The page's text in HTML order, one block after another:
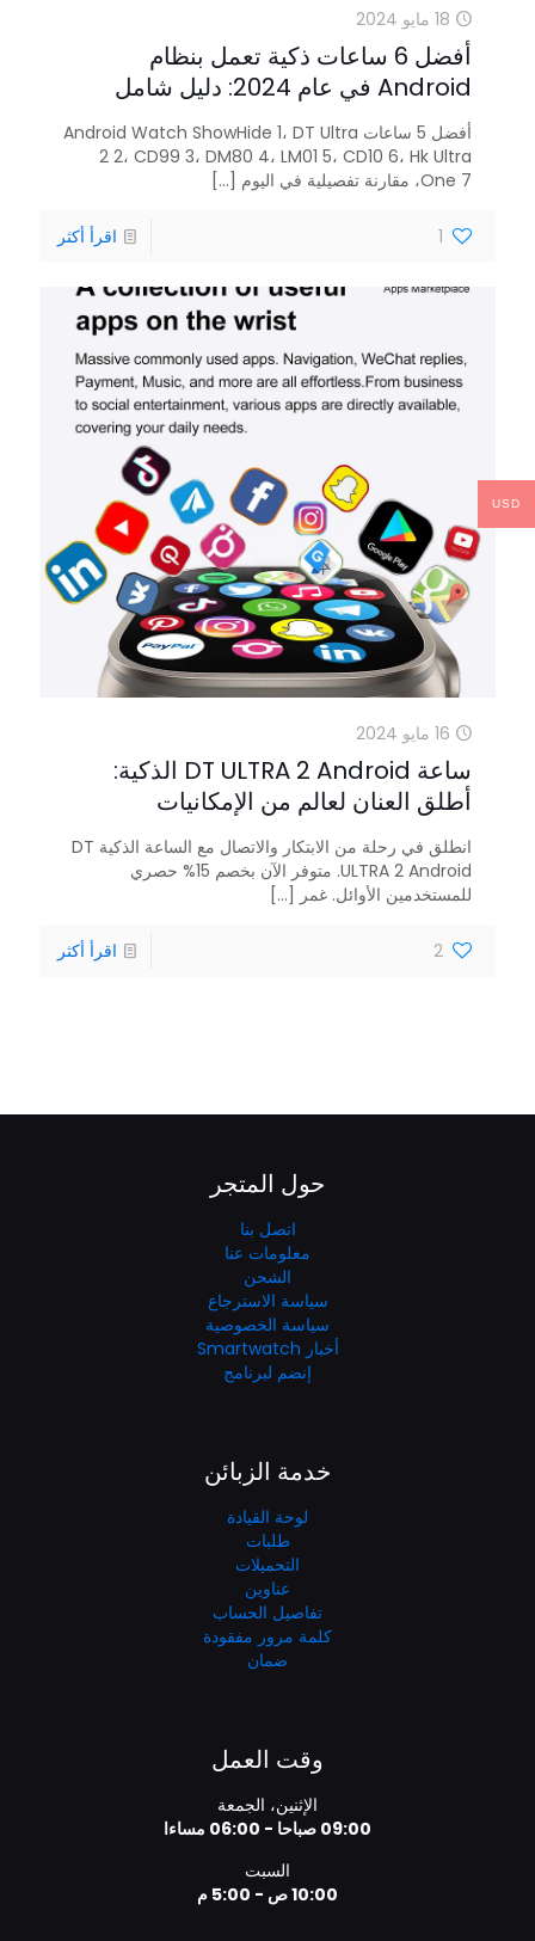
18 مايو 2024
أفضل 6 ساعات ذكية تعمل بنظام
Android في عام 2024: دليل شامل
أفضل 5 ساعات Android Watch ShowHide 1، DT Ultra
2 2، CD99 3، DM80 4، LM01 5، CD10 6، Hk Ultra
One 7، مقارنة تفصيلية في اليوم
[...]
1 اقرأ أكثر
16 مايو 2024
ساعة DT ULTRA 2 Android الذكية:
أطلق العنان لعالم من الإمكانيات
انطلق في رحلة من الابتكار والاتصال مع الساعة الذكية DT
ULTRA 2 Android. متوفر الآن بخصم 15% حصري
للمستخدمين الأوائل. غمر [...]
2 اقرأ أكثر
حول المتجر
اتصل بنا
معلومات عنا
الشحن
سياسة الاسترجاع
سياسة الخصوصية
أخبار Smartwatch
إنضم لبرنامج
خدمة الزبائن
لوحة القيادة
طلبات
التحميلات
عناوين
تفاصيل الحساب
كلمة مرور مفقودة
ضمان
وقت العمل
الإثنين، الجمعة
09:00 صباحا - 06:00 مساءا
السبت
10:00 ص - 5:00 م
USD